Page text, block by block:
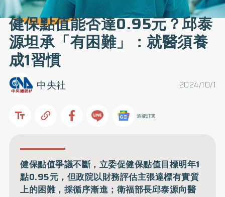
健保點值能否達0.95元？邱泰
源坦承「有困難」：就醫須養
成1習慣
2024/10/1
中央社
追蹤訂閱
健保點值爭議不斷，立委促健保點值目標明年1
點0.95元，但政院以財務評估主張達標有實質
上的困難，採循序漸進；衛福部長邱泰源向醫